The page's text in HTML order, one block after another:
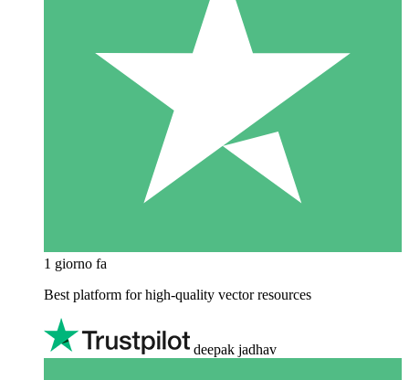
1 giorno fa
Best platform for high-quality vector resources
deepak jadhav